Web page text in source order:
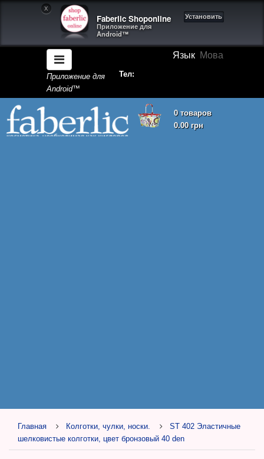
X
Faberlic Shoponline
Приложение для
Android™
Установить
Язык Мова
Приложение для
Android™
Тел:
0 товаров
0.00 грн
Корзина покупок пуста!
Главная Колготки, чулки, носки.
ST 402 Эластичные
шелковистые колготки, цвет бронзовый 40 den